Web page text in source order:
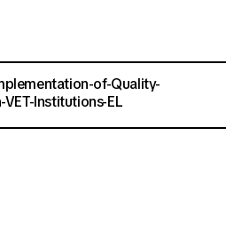
of-Quality-
VET-Institutions-EL